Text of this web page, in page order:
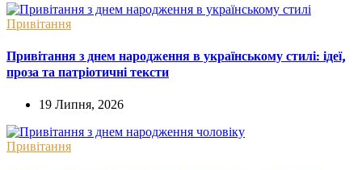
Привітання
Привітання з днем народження в українському стилі: ідеї,
проза та патріотичні тексти
19 Липня, 2026
Привітання